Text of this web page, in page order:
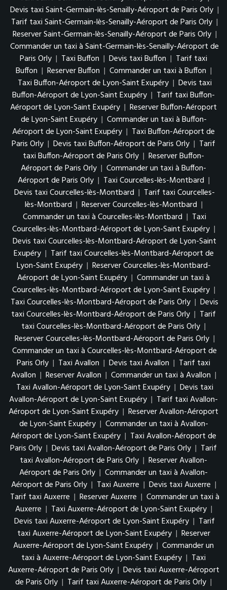
Devis taxi Saint-Germain-lès-Senailly-Aéroport de Paris Orly |
Tarif taxi Saint-Germain-lès-Senailly-Aéroport de Paris Orly |
Reserver Saint-Germain-lès-Senailly-Aéroport de Paris Orly |
Commander un taxi à Saint-Germain-lès-Senailly-Aéroport de
Paris Orly | Taxi Buffon | Devis taxi Buffon | Tarif taxi
Buffon | Reserver Buffon | Commander un taxi à Buffon |
Taxi Buffon-Aéroport de Lyon-Saint Exupéry | Devis taxi
Buffon-Aéroport de Lyon-Saint Exupéry | Tarif taxi Buffon-
Aéroport de Lyon-Saint Exupéry | Reserver Buffon-Aéroport
de Lyon-Saint Exupéry | Commander un taxi à Buffon-
Aéroport de Lyon-Saint Exupéry | Taxi Buffon-Aéroport de
Paris Orly | Devis taxi Buffon-Aéroport de Paris Orly | Tarif
taxi Buffon-Aéroport de Paris Orly | Reserver Buffon-
Aéroport de Paris Orly | Commander un taxi à Buffon-
Aéroport de Paris Orly | Taxi Courcelles-lès-Montbard |
Devis taxi Courcelles-lès-Montbard | Tarif taxi Courcelles-
lès-Montbard | Reserver Courcelles-lès-Montbard |
Commander un taxi à Courcelles-lès-Montbard | Taxi
Courcelles-lès-Montbard-Aéroport de Lyon-Saint Exupéry |
Devis taxi Courcelles-lès-Montbard-Aéroport de Lyon-Saint
Exupéry | Tarif taxi Courcelles-lès-Montbard-Aéroport de
Lyon-Saint Exupéry | Reserver Courcelles-lès-Montbard-
Aéroport de Lyon-Saint Exupéry | Commander un taxi à
Courcelles-lès-Montbard-Aéroport de Lyon-Saint Exupéry |
Taxi Courcelles-lès-Montbard-Aéroport de Paris Orly | Devis
taxi Courcelles-lès-Montbard-Aéroport de Paris Orly | Tarif
taxi Courcelles-lès-Montbard-Aéroport de Paris Orly |
Reserver Courcelles-lès-Montbard-Aéroport de Paris Orly |
Commander un taxi à Courcelles-lès-Montbard-Aéroport de
Paris Orly | Taxi Avallon | Devis taxi Avallon | Tarif taxi
Avallon | Reserver Avallon | Commander un taxi à Avallon |
Taxi Avallon-Aéroport de Lyon-Saint Exupéry | Devis taxi
Avallon-Aéroport de Lyon-Saint Exupéry | Tarif taxi Avallon-
Aéroport de Lyon-Saint Exupéry | Reserver Avallon-Aéroport
de Lyon-Saint Exupéry | Commander un taxi à Avallon-
Aéroport de Lyon-Saint Exupéry | Taxi Avallon-Aéroport de
Paris Orly | Devis taxi Avallon-Aéroport de Paris Orly | Tarif
taxi Avallon-Aéroport de Paris Orly | Reserver Avallon-
Aéroport de Paris Orly | Commander un taxi à Avallon-
Aéroport de Paris Orly | Taxi Auxerre | Devis taxi Auxerre |
Tarif taxi Auxerre | Reserver Auxerre | Commander un taxi à
Auxerre | Taxi Auxerre-Aéroport de Lyon-Saint Exupéry |
Devis taxi Auxerre-Aéroport de Lyon-Saint Exupéry | Tarif
taxi Auxerre-Aéroport de Lyon-Saint Exupéry | Reserver
Auxerre-Aéroport de Lyon-Saint Exupéry | Commander un
taxi à Auxerre-Aéroport de Lyon-Saint Exupéry | Taxi
Auxerre-Aéroport de Paris Orly | Devis taxi Auxerre-Aéroport
de Paris Orly | Tarif taxi Auxerre-Aéroport de Paris Orly |